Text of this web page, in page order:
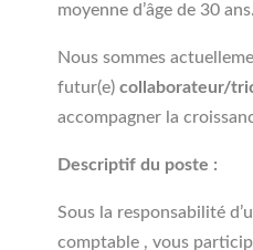
moyenne d’âge de 30 ans.
Nous sommes
futur(e) collaborateur/
accompagner la
Descriptif du poste :
Sous la responsabilité
comptable , vous